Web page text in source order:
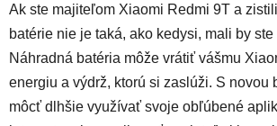
Ak ste majiteľom Xiaomi Redmi 9T a
batérie nie je taká, ako kedysi, mali by
Náhradná batéria môže vrátiť vášmu
energiu a výdrž, ktorú si zaslúži. S novou
môcť dlhšie využívať svoje obľúbené